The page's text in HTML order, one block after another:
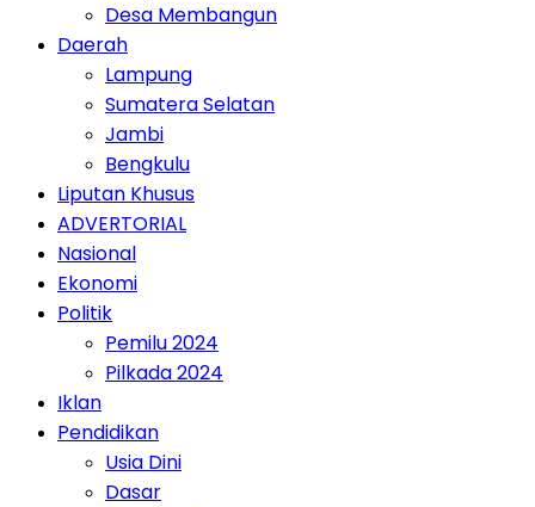
Desa Membangun
Daerah
Lampung
Sumatera Selatan
Jambi
Bengkulu
Liputan Khusus
ADVERTORIAL
Nasional
Ekonomi
Politik
Pemilu 2024
Pilkada 2024
Iklan
Pendidikan
Usia Dini
Dasar